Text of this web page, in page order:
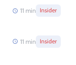
11 min Insider
11 min Insider